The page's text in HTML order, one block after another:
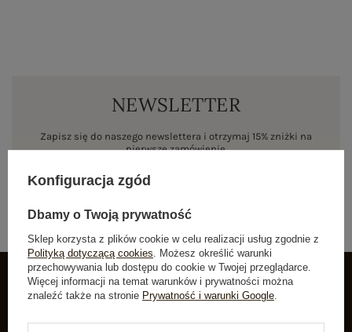
NEWSLETTER
Zapisz się do naszego newslettera i otrzymaj 15% zniżki na
pierwsze zamówienie
INFORMACJE O BUTIK
Konfiguracja zgód
Dbamy o Twoją prywatność
Sklep korzysta z plików cookie w celu realizacji usług zgodnie z
Polityką dotyczącą cookies. Możesz określić warunki
przechowywania lub dostępu do cookie w Twojej przeglądarce.
Więcej informacji na temat warunków i prywatności można
znaleźć także na stronie Prywatność i warunki Google.